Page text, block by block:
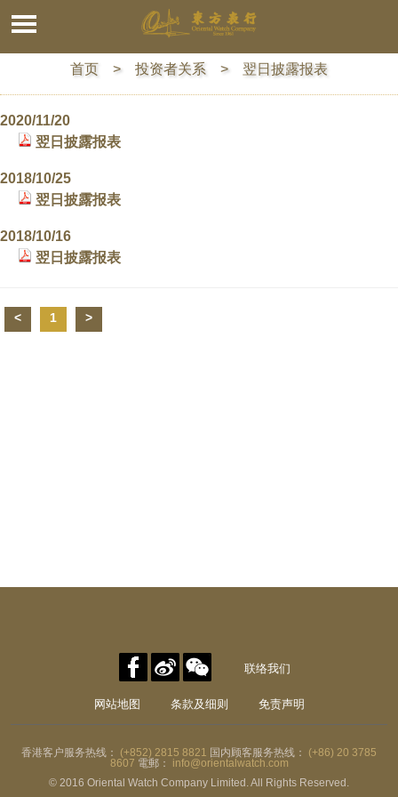
首页 > 投资者关系 > 翌日披露报表
2020/11/20
翌日披露报表
2018/10/25
翌日披露报表
2018/10/16
翌日披露报表
< 1 >
联络我们
网站地图 条款及细则 免责声明
香港客户服务热线： (+852) 2815 8821 国内顾客服务热线： (+86) 20 3785
8607 電郵：
info@orientalwatch.com
© 2016 Oriental Watch Company Limited. All Rights Reserved.